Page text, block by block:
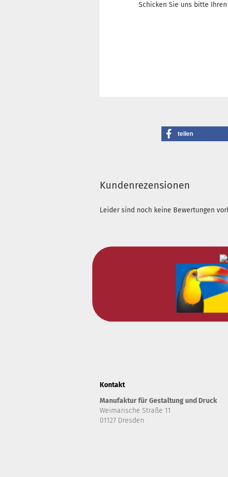
Schicken Sie uns bitte
teilen
Kundenrezensionen
Leider sind noch keine Bewertungen
Kontakt
Manufaktur für Gestaltung und Druck
Weimarische Straße 11
01127 Dresden